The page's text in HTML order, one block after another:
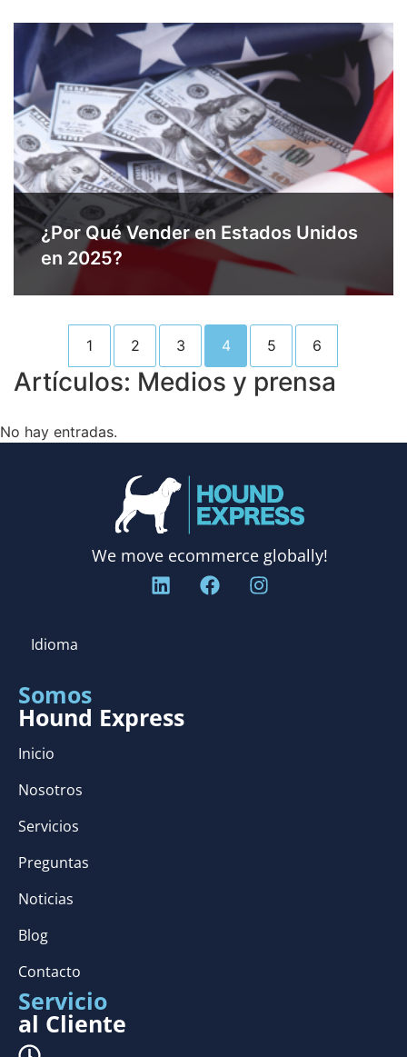
¿Por Qué Vender en Estados Unidos
en 2025?
1 2 3 4 5 6
Artículos: Medios y prensa
No hay entradas.
We move ecommerce globally!
Idioma
Somos
Hound Express
Inicio
Nosotros
Servicios
Preguntas
Noticias
Blog
Contacto
Servicio
al Cliente